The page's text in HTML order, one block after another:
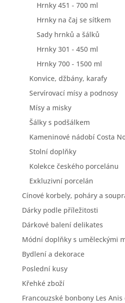
Hrnky 451 - 700 ml
Hrnky na čaj se sítkem
Sady hrnků a šálků
Hrnky 301 - 450 ml
Hrnky 700 - 1500 ml
Konvice, džbány, karafy
Servírovací mísy a podnosy
Mísy a misky
Šálky s podšálkem
Kameninové nádobí Costa
Stolní doplňky
Kolekce českého porcelánu
Exkluzivní porcelán
Cínové korbely, poháry a
Dárky podle příležitosti
Dárkové balení delikates
Módní doplňky s uměleckými
Bydlení a dekorace
Poslední kusy
Křehké zboží
Francouzské bonbony Les Anis